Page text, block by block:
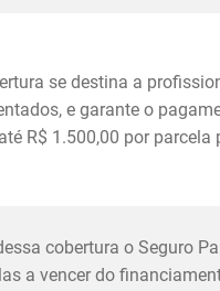
se destina a
e garante o
R$ 1.500,00 por parcela
cobertura o Seguro
a vencer do